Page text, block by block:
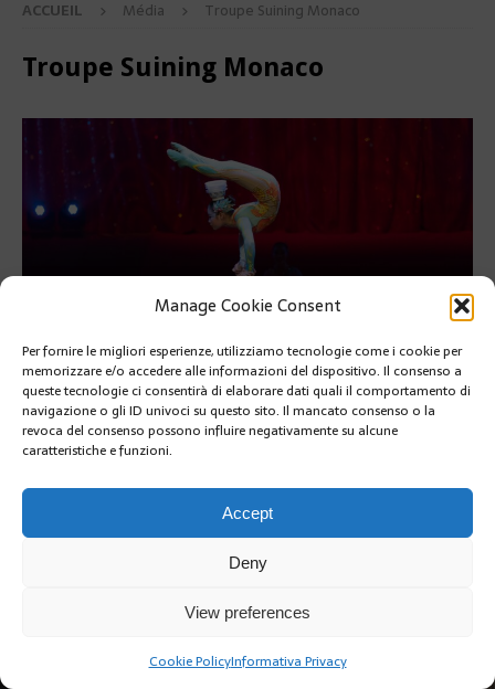
Manage Cookie Consent
Per fornire le migliori esperienze, utilizziamo tecnologie come i cookie per
memorizzare e/o accedere alle informazioni del dispositivo. Il consenso a
queste tecnologie ci consentirà di elaborare dati quali il comportamento di
navigazione o gli ID univoci su questo sito. Il mancato consenso o la
revoca del consenso possono influire negativamente su alcune
caratteristiche e funzioni.
Accept
Deny
View preferences
Cookie PolicyInformativa Privacy
ACCUEIL Média Troupe Suining Monaco
Troupe Suining Monaco
PRÉCÉDENT
Copyright @2019 | by Crivle